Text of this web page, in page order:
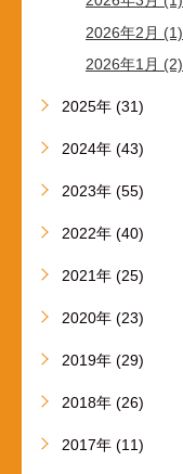
2026年2月 (1)
2026年1月 (2)
2025年 (31)
2024年 (43)
2023年 (55)
2022年 (40)
2021年 (25)
2020年 (23)
2019年 (29)
2018年 (26)
2017年 (11)